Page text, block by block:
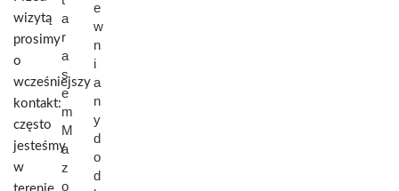
wizytą
prosimy
o
wcześniejszy
kontakt:
często
jesteśmy
w
a
r
a
s
e
m
M
a
z
o
e
w
n
i
a
n
y
d
o
d